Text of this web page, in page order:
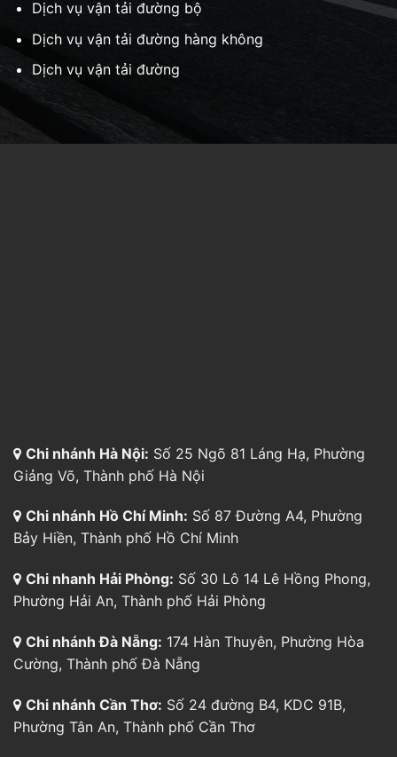
Dịch vụ vận tải đường bộ
Dịch vụ vận tải đường hàng không
Dịch vụ vận tải đường
Chi nhánh Hà Nội: Số 25 Ngõ 81 Láng Hạ, Phường
Giảng Võ, Thành phố Hà Nội
Chi nhánh Hồ Chí Minh: Số 87 Đường A4, Phường
Bảy Hiền, Thành phố Hồ Chí Minh
Chi nhanh Hải Phòng: Số 30 Lô 14 Lê Hồng Phong,
Phường Hải An, Thành phố Hải Phòng
Chi nhánh Đà Nẵng: 174 Hàn Thuyên, Phường Hòa
Cường, Thành phố Đà Nẵng
Chi nhánh Cần Thơ: Số 24 đường B4, KDC 91B,
Phường Tân An, Thành phố Cần Thơ